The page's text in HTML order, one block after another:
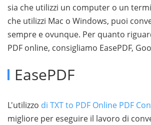
sia che utilizzi un computer o un
che utilizzi Mac o Windows, puoi
sempre e ovunque. Per quanto
PDF online, consigliamo EasePDF,
EasePDF
L'utilizzo di TXT to PDF Online PDF
migliore per eseguire il lavoro di